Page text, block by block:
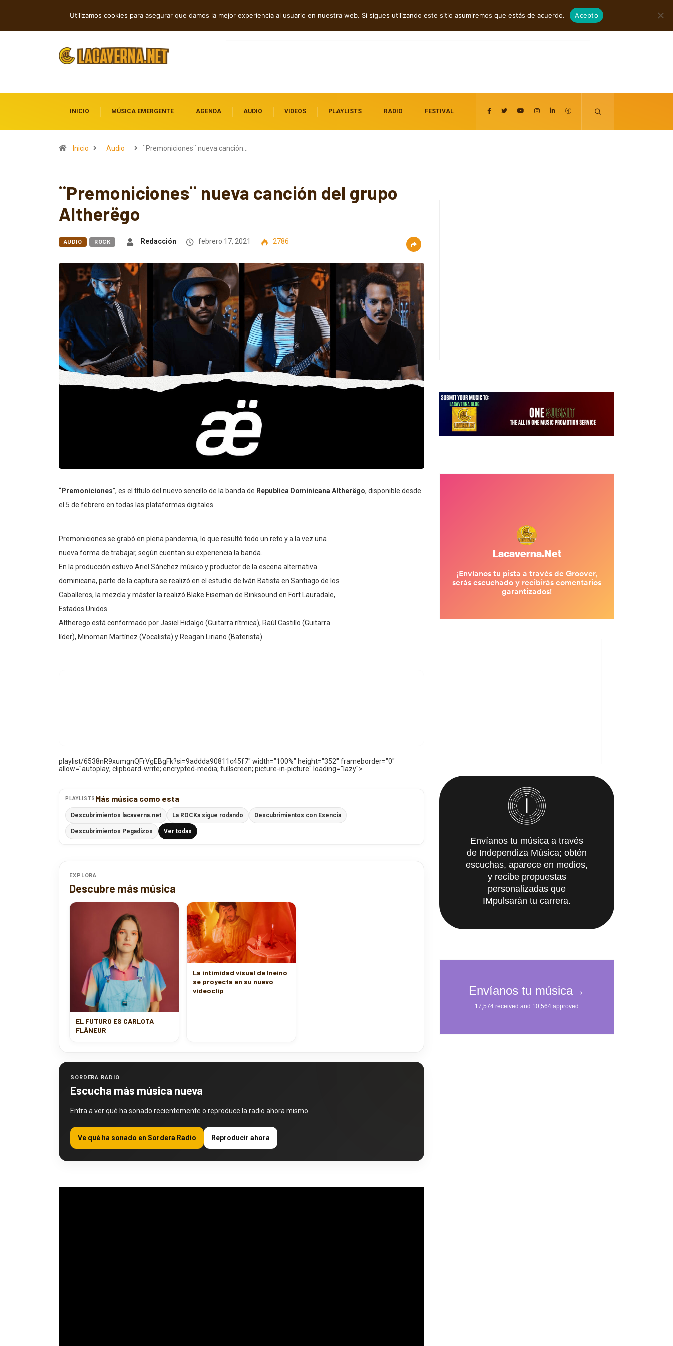
agosto 9, 2026
INICIO MÚSICA EMERGENTE AGENDA AUDIO VIDEOS PLAYLISTS RADIO FESTIVAL
Inicio Audio ¨Premoniciones¨ nueva canción…
¨Premoniciones¨ nueva canción del grupo
Altherëgo
AUDIO ROCK Redacción febrero 17, 2021 2786
“Premoniciones”, es el título del nuevo sencillo de la banda de Republica Dominicana Altherëgo, disponible desde
el 5 de febrero en todas las plataformas digitales.
Premoniciones se grabó en plena pandemia, lo que resultó todo un reto y a la vez una
nueva forma de trabajar, según cuentan su experiencia la banda.
En la producción estuvo Ariel Sánchez músico y productor de la escena alternativa
dominicana, parte de la captura se realizó en el estudio de Iván Batista en Santiago de los
Caballeros, la mezcla y máster la realizó Blake Eiseman de Binksound en Fort Lauradale,
Estados Unidos.
Altherego está conformado por Jasiel Hidalgo (Guitarra rítmica), Raúl Castillo (Guitarra
líder), Minoman Martínez (Vocalista) y Reagan Liriano (Baterista).
playlist/6538nR9xumgnQFrVgEBgFk?si=9addda90811c45f7" width="100%" height="352" frameborder="0"
allow="autoplay; clipboard-write; encrypted-media; fullscreen; picture-in-picture" loading="lazy">
PLAYLISTS Más música como esta
Descubrimientos lacaverna.net La ROCKa sigue rodando Descubrimientos con Esencia
Descubrimientos Pegadizos Ver todas
EXPLORA
Descubre más música
EL FUTURO ES CARLOTA
FLÂNEUR
La intimidad visual de Ineino
se proyecta en su nuevo
videoclip
SORDERA RADIO
Escucha más música nueva
Entra a ver qué ha sonado recientemente o reproduce la radio ahora mismo.
Ve qué ha sonado en Sordera Radio Reproducir ahora
Envíanos tu música a través
de Independiza Música; obtén
escuchas, aparece en medios,
y recibe propuestas
personalizadas que
IMpulsarán tu carrera.
Utilizamos cookies para asegurar que damos la mejor experiencia al usuario en nuestra web. Si sigues utilizando este sitio asumiremos que estás de acuerdo. Acepto